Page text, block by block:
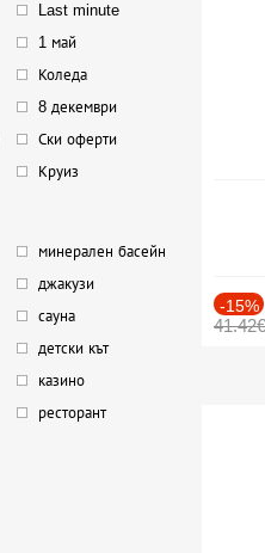
Last minute
1 май
Коледа
8 декември
Ски оферти
Круиз
минерален басейн
джакузи
сауна
детски кът
казино
ресторант
-15%
41.42€